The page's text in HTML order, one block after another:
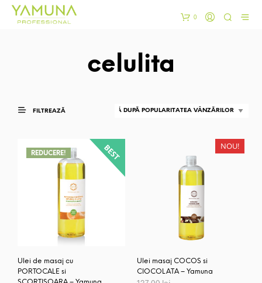
0
celulita
FILTREAZĂ
REDUCERE!
Ulei de masaj cu
PORTOCALE si
NOU!
Ulei masaj COCOS si
CIOCOLATA – Yamuna